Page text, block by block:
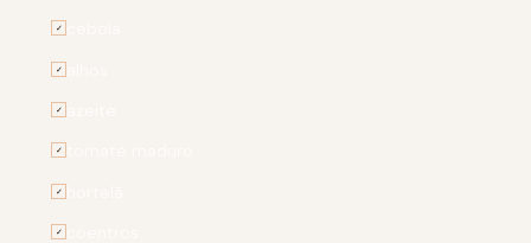
✓
✓
✓
✓
✓
✓